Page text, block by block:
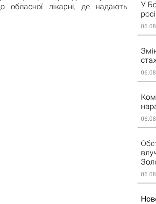
обласної лікарні, де надають
У